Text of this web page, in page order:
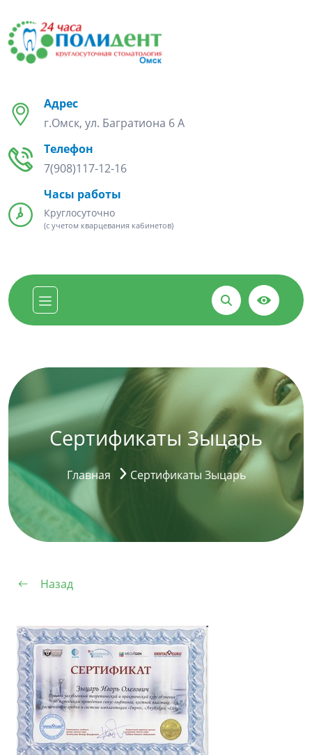
Адрес
г.Омск, ул. Багратиона 6 А
Телефон
7(908)117-12-16
Часы работы
Круглосуточно
(с учетом кварцевания кабинетов)
Сертификаты Зыцарь
Главная Сертификаты Зыцарь
Назад